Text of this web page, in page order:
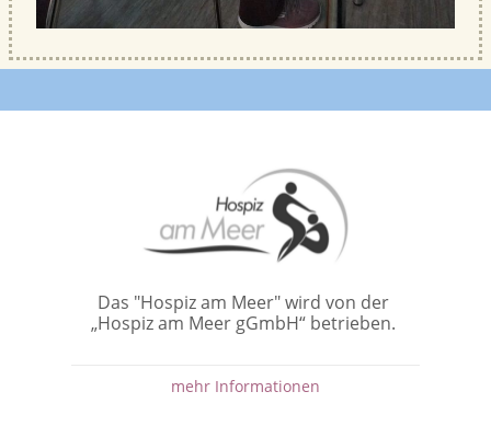
Das "Hospiz am Meer" wird von der
„Hospiz am Meer gGmbH“ betrieben.
mehr Informationen